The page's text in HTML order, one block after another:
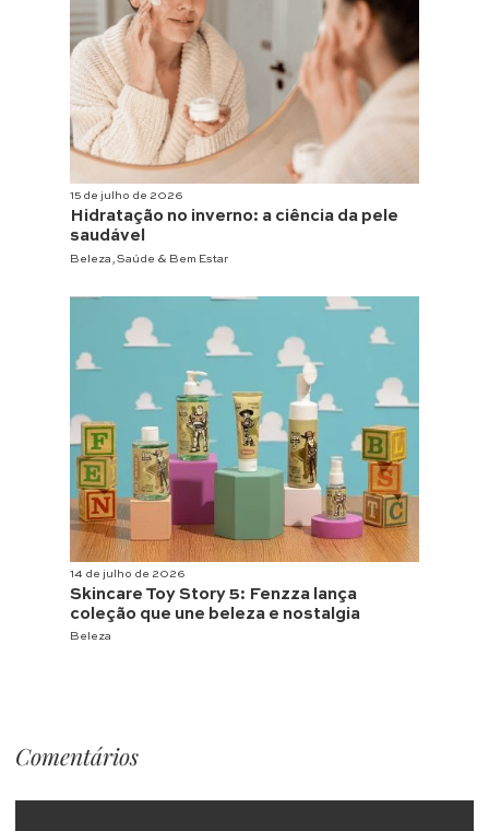
15 de julho de 2026
Hidratação no inverno: a ciência da pele
saudável
Beleza Saúde & Bem Estar
14 de julho de 2026
Skincare Toy Story 5: Fenzza lança
coleção que une beleza e nostalgia
Beleza
Comentários